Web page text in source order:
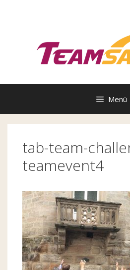
Menü
tab-team-
teamevent4